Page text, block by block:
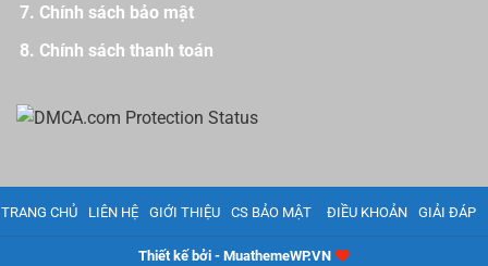
Chính sách bảo mật
Chính sách thanh toán
TRANG CHỦ LIÊN HỆ GIỚI THIỆU CS BẢO MẬT ĐIỀU KHOẢN GIẢI ĐÁP
Thiết kế bởi - MuathemeWP.VN